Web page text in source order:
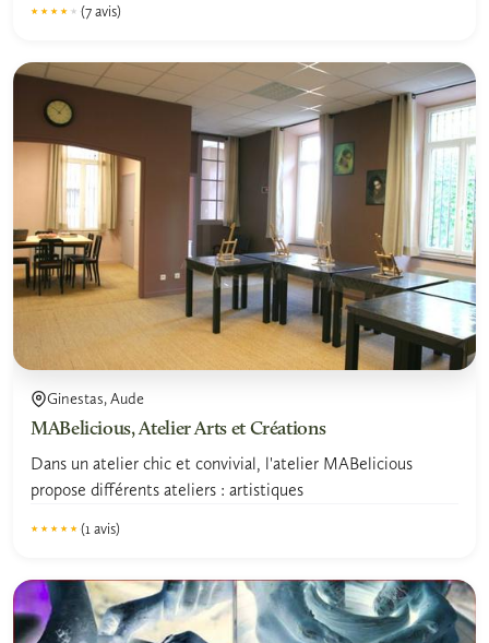
★★★★★
★★★★★ (7 avis)
Ginestas, Aude
MABelicious, Atelier Arts et Créations
Dans un atelier chic et convivial, l'atelier MABelicious
propose différents ateliers : artistiques
★★★★★
★★★★★ (1 avis)